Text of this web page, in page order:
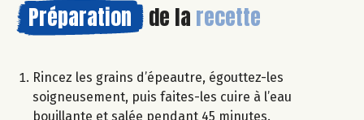
Préparation de la recette
Rincez les grains d’épeautre, égouttez-les
soigneusement, puis faites-les cuire à l’eau
bouillante et salée pendant 45 minutes.